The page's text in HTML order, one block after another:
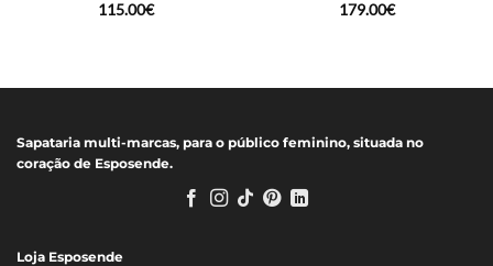
115.00€
179.00€
Sapataria multi-marcas, para o público feminino, situada no
coração de Esposende.
Loja Esposende